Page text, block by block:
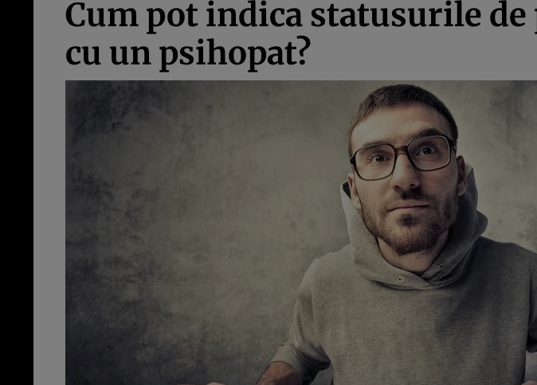
Cum pot indica statusurile de
cu un psihopat?